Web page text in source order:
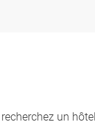
un